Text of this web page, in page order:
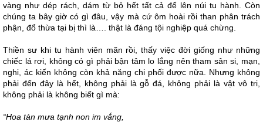
vàng như dép rách, dám từ bỏ hết tất cả để lên núi tu hành. Còn
chúng ta bây giờ có gì đâu, vậy mà cứ ôm hoài rồi than phân trách
phận, đổ thừa tại bị thì là…. thật là đáng tội nghiệp quá chừng.
Thiền sư khi tu hành viên mãn rồi, thấy việc đời giống như những
chiếc lá rơi, không có gì phải bận tâm lo lắng nên tham sân si, mạn,
nghi, ác kiến không còn khả năng chi phối được nữa. Nhưng không
phải đến đây là hết, không phải là gỗ đá, không phải là vật vô tri,
không phải là không biết gì mà:
“Hoa tàn mưa tạnh non im vắng,